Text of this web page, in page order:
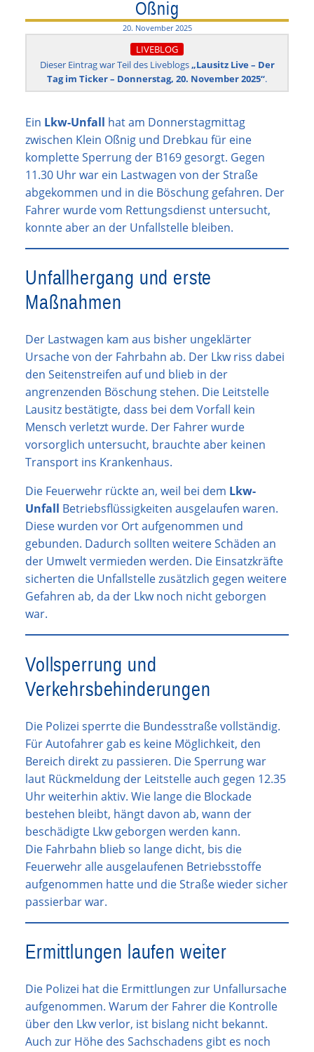
Oßnig
20. November 2025
LIVEBLOG
Dieser Eintrag war Teil des Liveblogs„Lausitz Live – Der
Tag im Ticker – Donnerstag, 20. November 2025“.
Ein Lkw-Unfall hat am Donnerstagmittag
zwischen Klein Oßnig und Drebkau für eine
komplette Sperrung der B169 gesorgt. Gegen
11.30 Uhr war ein Lastwagen von der Straße
abgekommen und in die Böschung gefahren. Der
Fahrer wurde vom Rettungsdienst untersucht,
konnte aber an der Unfallstelle bleiben.
Unfallhergang und erste
Maßnahmen
Der Lastwagen kam aus bisher ungeklärter
Ursache von der Fahrbahn ab. Der Lkw riss dabei
den Seitenstreifen auf und blieb in der
angrenzenden Böschung stehen. Die Leitstelle
Lausitz bestätigte, dass bei dem Vorfall kein
Mensch verletzt wurde. Der Fahrer wurde
vorsorglich untersucht, brauchte aber keinen
Transport ins Krankenhaus.
Die Feuerwehr rückte an, weil bei dem Lkw-
Unfall Betriebsflüssigkeiten ausgelaufen waren.
Diese wurden vor Ort aufgenommen und
gebunden. Dadurch sollten weitere Schäden an
der Umwelt vermieden werden. Die Einsatzkräfte
sicherten die Unfallstelle zusätzlich gegen weitere
Gefahren ab, da der Lkw noch nicht geborgen
war.
Vollsperrung und
Verkehrsbehinderungen
Die Polizei sperrte die Bundesstraße vollständig.
Für Autofahrer gab es keine Möglichkeit, den
Bereich direkt zu passieren. Die Sperrung war
laut Rückmeldung der Leitstelle auch gegen 12.35
Uhr weiterhin aktiv. Wie lange die Blockade
bestehen bleibt, hängt davon ab, wann der
beschädigte Lkw geborgen werden kann.
Die Fahrbahn blieb so lange dicht, bis die
Feuerwehr alle ausgelaufenen Betriebsstoffe
aufgenommen hatte und die Straße wieder sicher
passierbar war.
Ermittlungen laufen weiter
Die Polizei hat die Ermittlungen zur Unfallursache
aufgenommen. Warum der Fahrer die Kontrolle
über den Lkw verlor, ist bislang nicht bekannt.
Auch zur Höhe des Sachschadens gibt es noch